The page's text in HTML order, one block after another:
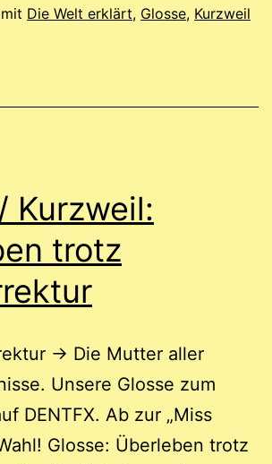
und
Die Welt erklärt, Glosse, Kurzweil
Kurzweil:
trotz
-> Die Mutter aller
Unsere Glosse zum
DENTFX. Ab zur „Miss
Glosse: Überleben trotz